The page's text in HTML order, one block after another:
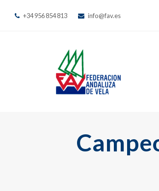
+34 956 854 813 info@fav.es